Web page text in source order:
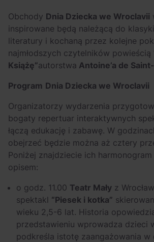
Obchody Dnia Dziecka we Wroclavii
inspirowane będą należącą do
literatury i kochaną przez kolejne
najmłodszych czytelników powieścią
Książę”autorstwa Antoine’a de
Program Dnia Dziecka we Wroclavii
Organizatorzy wydarzenia
bogaty repertuar interaktywnych
łączą edukację i zabawę. W
obejrzeć będzie można aż cztery
Poniżej znajdziecie ich
opisem:
o godz. 11.00 Teatr Mały z
spektakl “Piesek i kotka”
wieku 2,5-6 lat. Historia
przedstawieniu wprowadza dzieci
podkreśla istotę zaangażowania w